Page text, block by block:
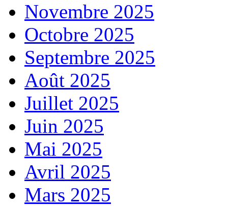
Novembre 2025
Octobre 2025
Septembre 2025
Août 2025
Juillet 2025
Juin 2025
Mai 2025
Avril 2025
Mars 2025